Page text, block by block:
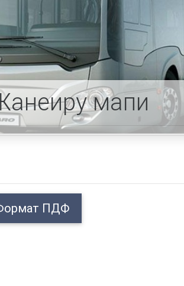
мапи
ПДФ